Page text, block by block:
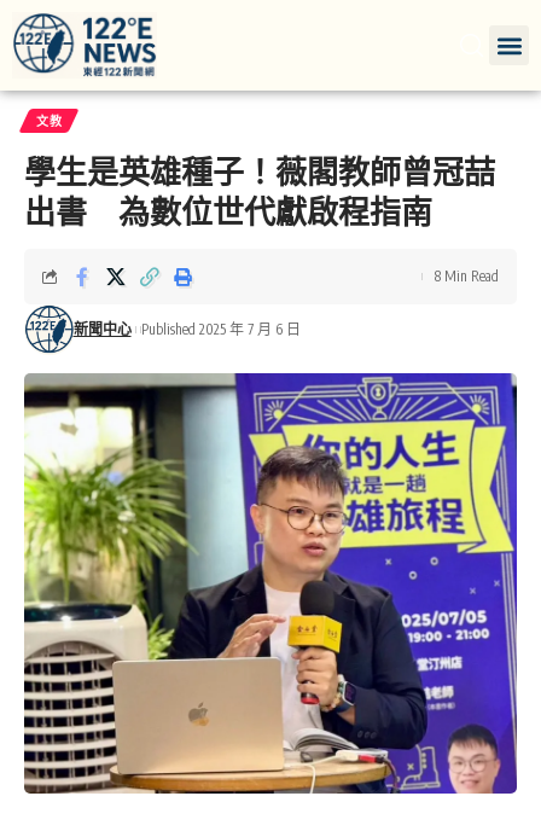
文教
學生是英雄種子！薇閣教師曾冠喆
出書 為數位世代獻啟程指南
新聞中心 Published 2025 年 7 月 6 日
8 Min Read